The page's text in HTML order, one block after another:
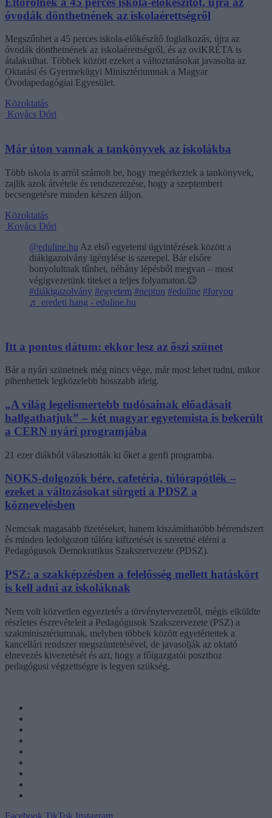
óvodák dönthetnének az iskolaérettségről
Megszűnhet a 45 perces iskola-előkészítő foglalkozás, újra az
óvodák dönthetnének az iskolaérettségről, és az oviKRÉTA is
átalakulhat. Többek között ezeket a változtatásokat javasolta az
Oktatási és Gyermekügyi Minisztériumnak a Magyar
Óvodapedagógiai Egyesület.
Közoktatás
Kovács Dóri
Már úton vannak a tankönyvek az iskolákba
Több iskola is arról számolt be, hogy megérkeztek a tankönyvek,
zajlik azok átvétele és rendszerezése, hogy a szeptemberi
becsengetésre minden készen álljon.
Közoktatás
Kovács Dóri
@eduline.hu Az első egyetemi ügyintézések között a
diákigazolvány igénylése is szerepel. Bár elsőre
bonyolultnak tűnhet, néhány lépésből megvan – most
végigvezetünk titeket a teljes folyamaton.😉
#diákigazolvány #egyetem #neptun #eduline #foryou
♬ eredeti hang - eduline.hu
Itt a pontos dátum: ekkor lesz az őszi szünet
Bár a nyári szünetnek még nincs vége, már most lehet tudni, mikor
pihenhettek legközelebb hosszabb ideig.
„A világ legelismertebb tudósainak előadásait
hallgathatjuk” – két magyar egyetemista is bekerült
a CERN nyári programjába
21 ezer diákból választották ki őket a genfi programba.
NOKS-dolgozók bére, cafetéria, túlórapótlék –
ezeket a változásokat sürgeti a PDSZ a
köznevelésben
Nemcsak magasabb fizetéseket, hanem kiszámíthatóbb bérrendszert
és minden ledolgozott túlóra kifizetését is szeretné elérni a
Pedagógusok Demokratikus Szakszervezete (PDSZ).
PSZ: a szakképzésben a felelősség mellett hatáskört
is kell adni az iskoláknak
Nem volt közvetlen egyeztetés a törvénytervezetről, mégis elküldte
részletes észrevételeit a Pedagógusok Szakszervezete (PSZ) a
szakminisztériumnak, melyben többek között egyetértettek a
kancellári rendszer megszüntetésével, de javasolják az oktató
elnevezés kivezetését és azt, hogy a főigazgatói poszthoz
pedagógusi végzettségre is legyen szükség.
Facebook TikTok Instagram